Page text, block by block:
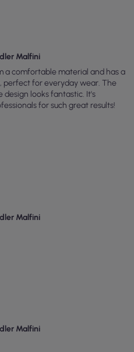
Malfini
a comfortable material and has a
perfect for everyday wear. The
design looks fantastic. It's
for such great results!
Malfini
Malfini